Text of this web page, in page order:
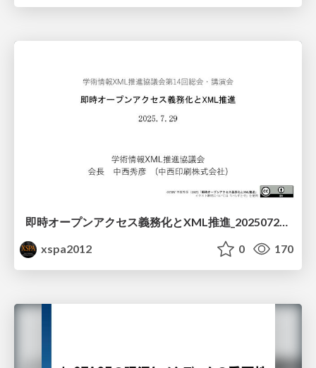
即時オープンアクセス義務化とXML推進_20250729_ Nakanishi Printing Company, Ltd
xspa2012
0 170